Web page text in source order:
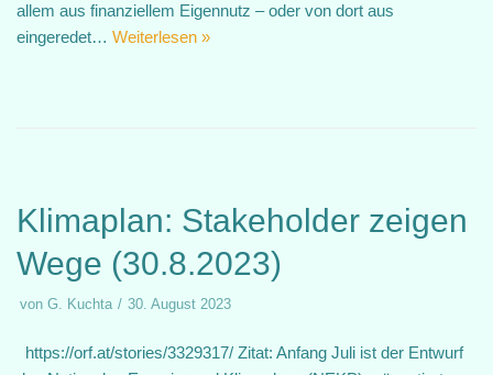
allem aus finanziellem Eigennutz – oder von dort aus
eingeredet… Weiterlesen »
Klimaplan: Stakeholder zeigen
Wege (30.8.2023)
von G. Kuchta 30. August 2023
https://orf.at/stories/3329317/ Zitat: Anfang Juli ist der Entwurf